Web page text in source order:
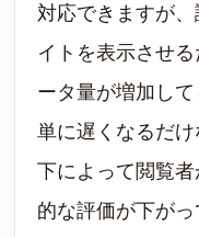
対応できますが
イトを表示させ
ータ量が増加して
単に遅くなるだ
下によって閲覧
的な評価が下が